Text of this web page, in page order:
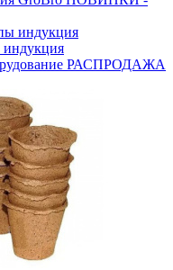
РАСПРОДАЖА